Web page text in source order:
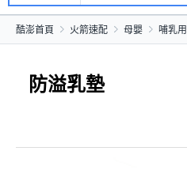
酷澎首頁 火箭速配 母嬰 哺乳
防溢乳墊